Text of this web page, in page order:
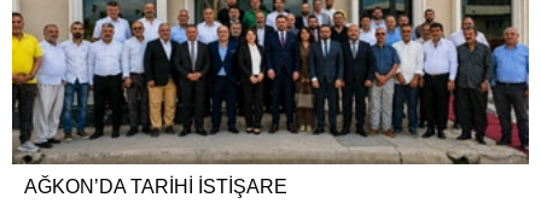
AĞKON’DA TARİHİ İSTİŞARE